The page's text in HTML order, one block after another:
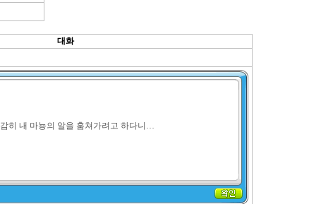
대화
감히 내 마뇽의 알을 훔쳐가려고 하다니…